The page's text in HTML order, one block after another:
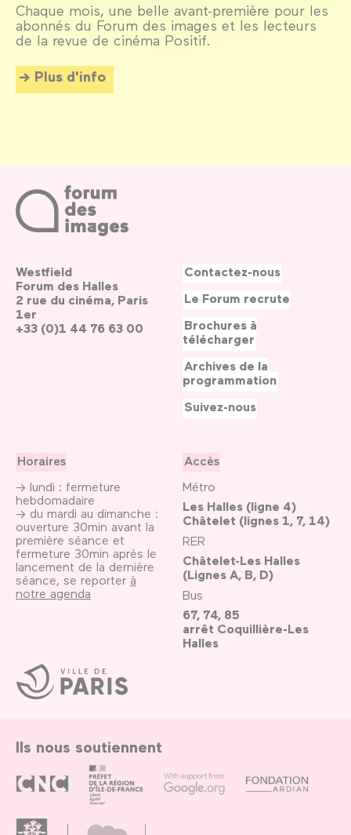
Chaque mois, une belle avant-première pour les
abonnés du Forum des images et les lecteurs
de la revue de cinéma Positif.
Plus d'info
Ville
de
Paris
Westfield
Forum des Halles
2 rue du cinéma, Paris
1er
+33 (0)1 44 76 63 00
Horaires
→ lundi : fermeture
hebdomadaire
→ du mardi au dimanche :
ouverture 30min avant la
première séance et
fermeture 30min après le
lancement de la dernière
séance, se reporter à
notre agenda
Accès
Métro
Les Halles (ligne 4)
Châtelet (lignes 1, 7, 14)
RER
Châtelet-Les Halles
(Lignes A, B, D)
Bus
67, 74, 85
arrêt Coquillière-Les
Halles
Contactez-nous
Le Forum recrute
Brochures à
télécharger
Archives de la
programmation
Suivez-nous
Ils nous soutiennent